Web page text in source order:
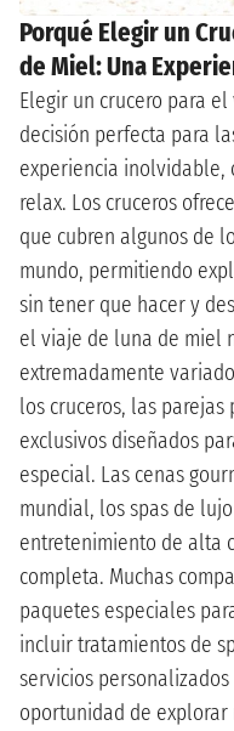
Porqué Elegir un
de Miel: Una
Elegir un crucero para
decisión perfecta para
experiencia inolvidable,
relax. Los cruceros
que cubren algunos de
mundo, permitiendo
sin tener que hacer y
el viaje de luna de miel
extremadamente
los cruceros, las
exclusivos diseñados
especial. Las cenas
mundial, los spas de
entretenimiento de alta
completa. Muchas
paquetes especiales
incluir tratamientos de
servicios
oportunidad de explorar